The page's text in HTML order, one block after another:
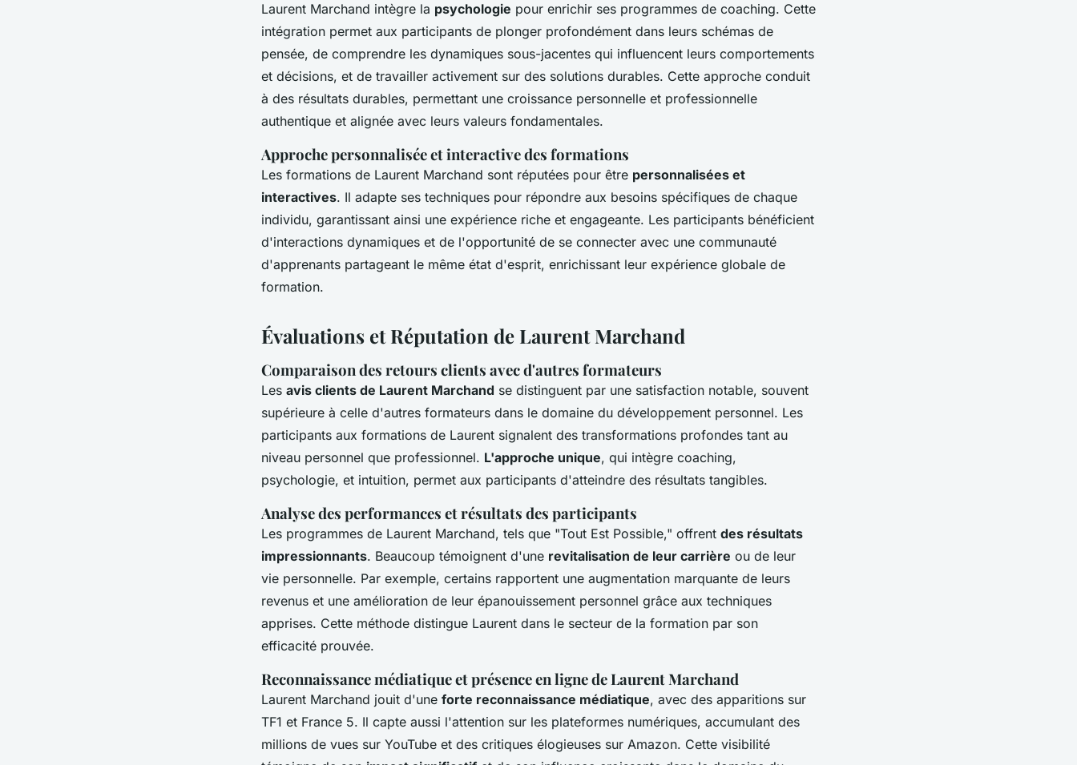
Laurent Marchand intègre la psychologie pour enrichir ses programmes de coaching. Cette
intégration permet aux participants de plonger profondément dans leurs schémas de
pensée, de comprendre les dynamiques sous-jacentes qui influencent leurs comportements
et décisions, et de travailler activement sur des solutions durables. Cette approche conduit
à des résultats durables, permettant une croissance personnelle et professionnelle
authentique et alignée avec leurs valeurs fondamentales.
Approche personnalisée et interactive des formations
Les formations de Laurent Marchand sont réputées pour être personnalisées et
interactives. Il adapte ses techniques pour répondre aux besoins spécifiques de chaque
individu, garantissant ainsi une expérience riche et engageante. Les participants bénéficient
d'interactions dynamiques et de l'opportunité de se connecter avec une communauté
d'apprenants partageant le même état d'esprit, enrichissant leur expérience globale de
formation.
Évaluations et Réputation de Laurent Marchand
Comparaison des retours clients avec d'autres formateurs
Les avis clients de Laurent Marchand se distinguent par une satisfaction notable, souvent
supérieure à celle d'autres formateurs dans le domaine du développement personnel. Les
participants aux formations de Laurent signalent des transformations profondes tant au
niveau personnel que professionnel. L'approche unique, qui intègre coaching,
psychologie, et intuition, permet aux participants d'atteindre des résultats tangibles.
Analyse des performances et résultats des participants
Les programmes de Laurent Marchand, tels que "Tout Est Possible," offrent des résultats
impressionnants. Beaucoup témoignent d'une revitalisation de leur carrière ou de leur
vie personnelle. Par exemple, certains rapportent une augmentation marquante de leurs
revenus et une amélioration de leur épanouissement personnel grâce aux techniques
apprises. Cette méthode distingue Laurent dans le secteur de la formation par son
efficacité prouvée.
Reconnaissance médiatique et présence en ligne de Laurent Marchand
Laurent Marchand jouit d'une forte reconnaissance médiatique, avec des apparitions sur
TF1 et France 5. Il capte aussi l'attention sur les plateformes numériques, accumulant des
millions de vues sur YouTube et des critiques élogieuses sur Amazon. Cette visibilité